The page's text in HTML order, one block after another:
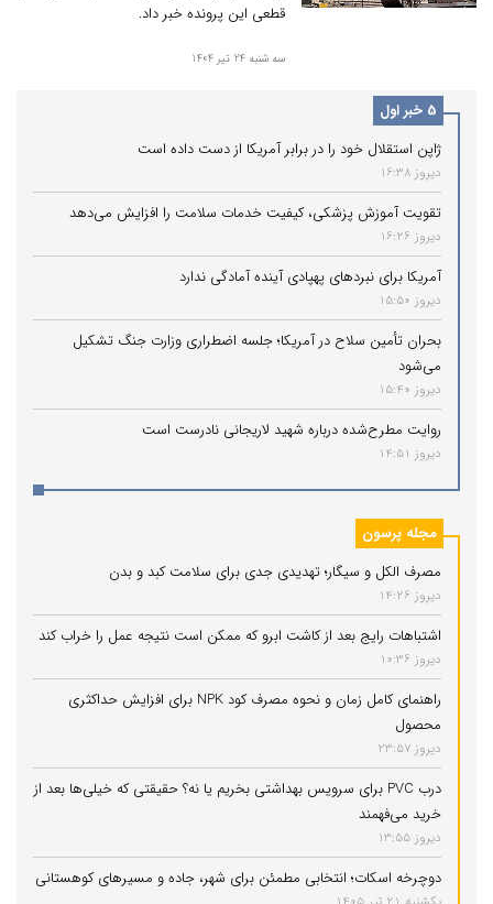
قطعی این پرونده خبر داد.
سه شنبه 24 تیر 1404
5 خبر اول
ژاپن استقلال خود را در برابر آمریکا از دست داده است
دیروز 16:38
تقویت آموزش پزشکی، کیفیت خدمات سلامت را افزایش می‌دهد
دیروز 16:26
آمریکا برای نبردهای پهپادی آینده آمادگی ندارد
دیروز 15:50
بحران تأمین سلاح در آمریکا؛ جلسه اضطراری وزارت جنگ تشکیل
می‌شود
دیروز 15:40
روایت مطرح‌شده درباره شهید لاریجانی نادرست است
دیروز 14:51
مجله پرسون
مصرف الکل و سیگار؛ تهدیدی جدی برای سلامت کبد و بدن
دیروز 14:26
اشتباهات رایج بعد از کاشت ابرو که ممکن است نتیجه عمل را خراب کند
دیروز 10:36
راهنمای کامل زمان و نحوه مصرف کود NPK برای افزایش حداکثری
محصول
دیروز 23:57
درب PVC برای سرویس بهداشتی بخریم یا نه؟ حقیقتی که خیلی‌ها بعد از
خرید می‌فهمند
دیروز 13:55
دوچرخه اسکات؛ انتخابی مطمئن برای شهر، جاده و مسیرهای کوهستانی